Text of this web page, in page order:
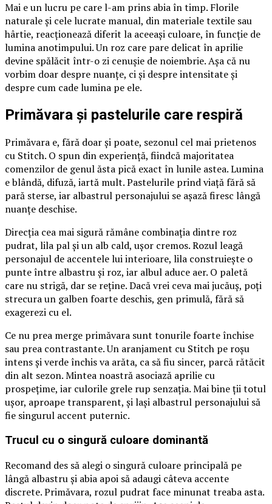
Mai e un lucru pe care l-am prins abia în timp. Florile
naturale și cele lucrate manual, din materiale textile sau
hârtie, reacționează diferit la aceeași culoare, în funcție de
lumina anotimpului. Un roz care pare delicat în aprilie
devine spălăcit într-o zi cenușie de noiembrie. Așa că nu
vorbim doar despre nuanțe, ci și despre intensitate și
despre cum cade lumina pe ele.
Primăvara și pastelurile care respiră
Primăvara e, fără doar și poate, sezonul cel mai prietenos
cu Stitch. O spun din experiență, fiindcă majoritatea
comenzilor de genul ăsta pică exact în lunile astea. Lumina
e blândă, difuză, iartă mult. Pastelurile prind viață fără să
pară sterse, iar albastrul personajului se așază firesc lângă
nuanțe deschise.
Direcția cea mai sigură rămâne combinația dintre roz
pudrat, lila pal și un alb cald, ușor cremos. Rozul leagă
personajul de accentele lui interioare, lila construiește o
punte între albastru și roz, iar albul aduce aer. O paletă
care nu strigă, dar se reține. Dacă vrei ceva mai jucăuș, poți
strecura un galben foarte deschis, gen primulă, fără să
exagerezi cu el.
Ce nu prea merge primăvara sunt tonurile foarte închise
sau prea contrastante. Un aranjament cu Stitch pe roșu
intens și verde închis va arăta, ca să fiu sincer, parcă rătăcit
din alt sezon. Mintea noastră asociază aprilie cu
prospețime, iar culorile grele rup senzația. Mai bine ții totul
ușor, aproape transparent, și lași albastrul personajului să
fie singurul accent puternic.
Trucul cu o singură culoare dominantă
Recomand des să alegi o singură culoare principală pe
lângă albastru și abia apoi să adaugi câteva accente
discrete. Primăvara, rozul pudrat face minunat treaba asta.